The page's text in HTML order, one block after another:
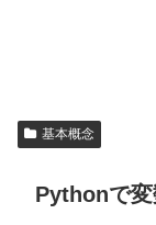
基本概念
Pythonで